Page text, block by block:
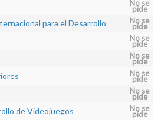
No se
pide
para el Desarrollo No se
pide
No se
pide
No se
pide
No se
pide
No se
pide
de Videojuegos No se
pide